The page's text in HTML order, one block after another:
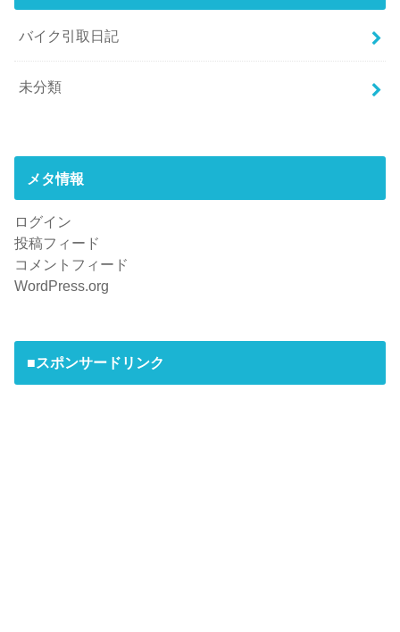
バイク引取日記
未分類
メタ情報
ログイン
投稿フィード
コメントフィード
WordPress.org
■スポンサードリンク